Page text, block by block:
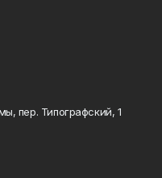
пер. Типографский, 1